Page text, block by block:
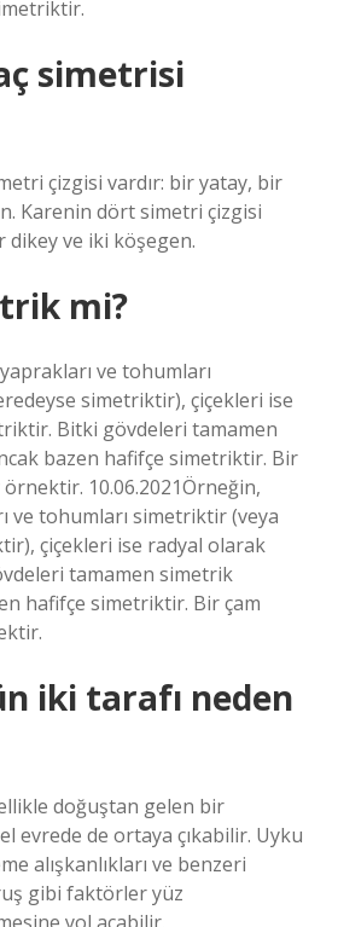
simetrisi
çizgisi vardır: bir yatay, bir
Karenin dört simetri çizgisi
dikey ve iki köşegen.
mi?
ve tohumları
simetriktir), çiçekleri ise
Bitki gövdeleri tamamen
bazen hafifçe simetriktir. Bir
örnektir. 10.06.2021Örneğin,
ve tohumları simetriktir (veya
çiçekleri ise radyal olarak
tamamen simetrik
hafifçe simetriktir. Bir çam
iki tarafı neden
doğuştan gelen bir
evrede de ortaya çıkabilir. Uyku
alışkanlıkları ve benzeri
gibi faktörler yüz